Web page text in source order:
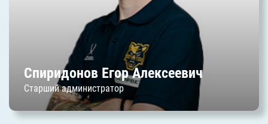
Спиридонов Егор Алексеевич
Старший администратор